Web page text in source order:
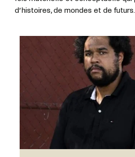
d’histoires, de mondes et de futurs.